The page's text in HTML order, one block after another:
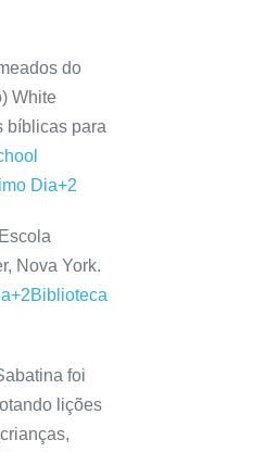
do
White
bíblicas para
Dia+2
Nova York.
+2Biblioteca
foi
lições